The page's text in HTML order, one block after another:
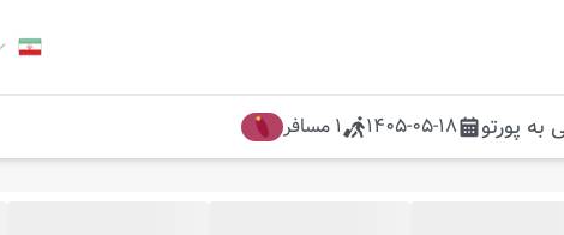
به پورتو 1405-05-18
1 مسافر